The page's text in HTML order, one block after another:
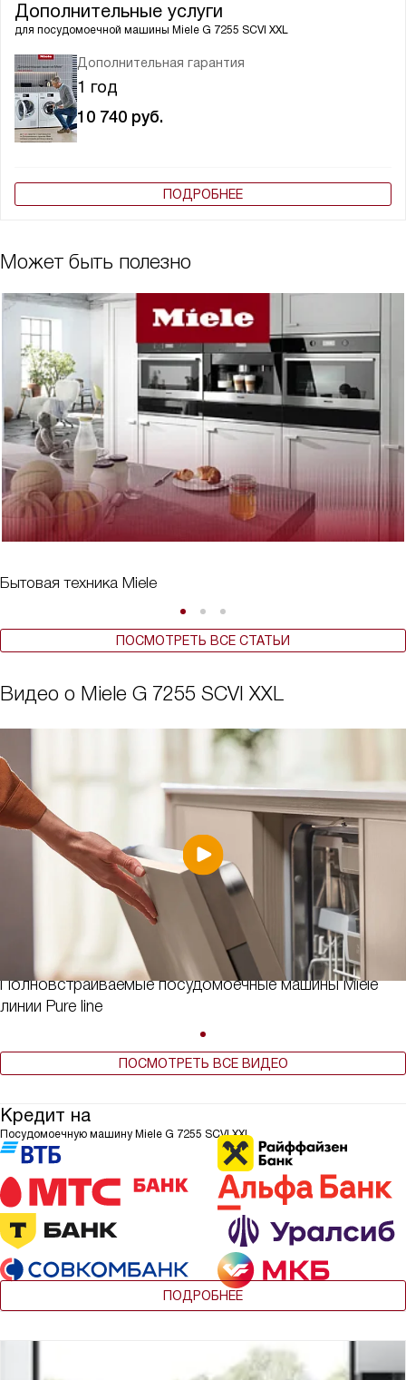
Дополнительные услуги
для посудомоечной машины Miele G 7255 SCVI XXL
Дополнительная гарантия
1 год
10 740 руб.
ПОДРОБНЕЕ
Может быть полезно
Бытовая техника Miele
ПОСМОТРЕТЬ ВСЕ СТАТЬИ
Видео о Miele G 7255 SCVI XXL
Полновстраиваемые посудомоечные машины Miele
линии Pure line
ПОСМОТРЕТЬ ВСЕ ВИДЕО
Кредит на
Посудомоечную машину Miele G 7255 SCVI XXL
ПОДРОБНЕЕ